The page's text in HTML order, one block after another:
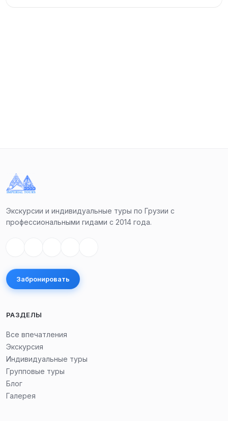
Телави — в этом историческом городе вы увидите
900-летний платан, одну из главных природных
возможность сфотографироваться на фоне крепости
Этот тур раскроет истинную душу Грузии — её
культуру, традиции и незабываемые вкусы.
аутентичные грузинские вина и сладости, узнайте о
памятниками, которые расскажут вам богатую
историю региона.
Экскурсии и индивидуальные туры по Грузии с
профессиональными гидами с 2014 года.
Забронировать
РАЗДЕЛЫ
Все впечатления
Экскурсия
Индивидуальные туры
Групповые туры
Блог
Галерея